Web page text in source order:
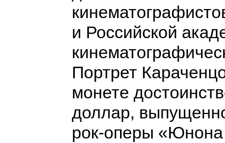
и Российской
Портрет
монете
доллар,
рок-оперы